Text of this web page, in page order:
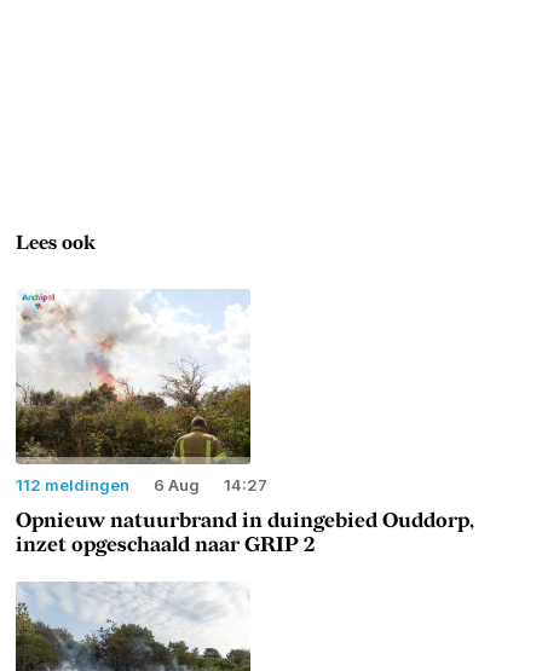
Lees ook
112 meldingen 6 Aug 14:27
Opnieuw natuurbrand in duingebied Ouddorp,
inzet opgeschaald naar GRIP 2